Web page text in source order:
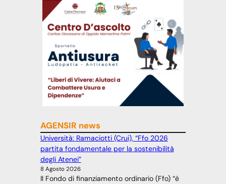
AGENSIR news
Università: Ramaciotti (Crui), “Ffo 2026
partita fondamentale per la sostenibilità
degli Atenei”
8 Agosto 2026
Il Fondo di finanziamento ordinario (Ffo) “è